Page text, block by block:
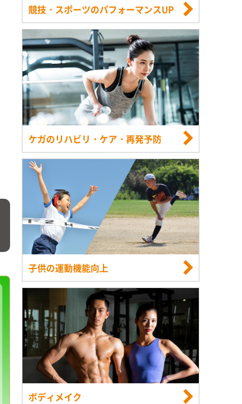
競技・スポーツのパフォーマンスUP
ケガのリハビリ・ケア・再発予防
子供の運動機能向上
ボディメイク